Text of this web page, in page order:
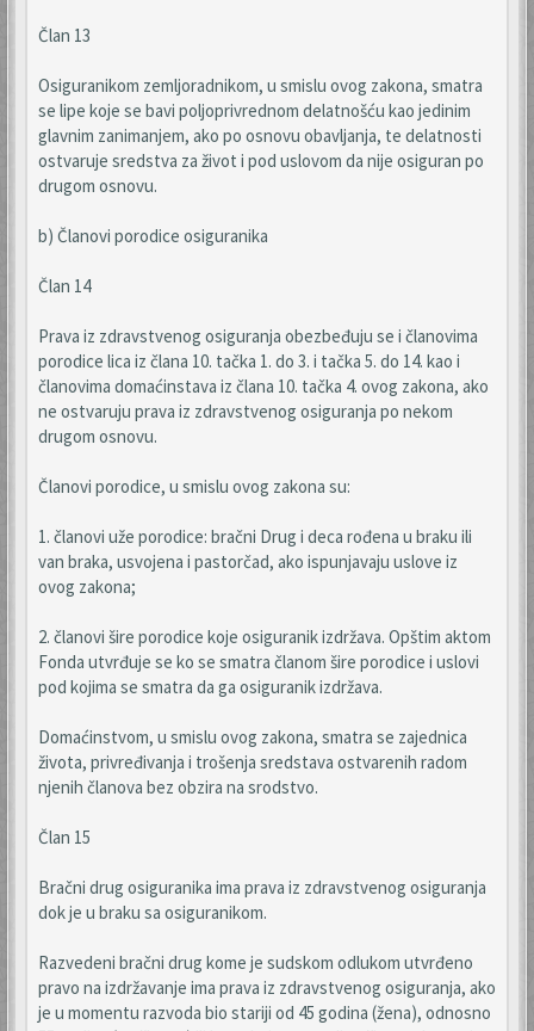
Član 13
Osiguranikom zemljoradnikom, u smislu ovog zakona, smatra
se lipe koje se bavi poljoprivrednom delatnošću kao jedinim
glavnim zanimanjem, ako po osnovu obavljanja, te delatnosti
ostvaruje sredstva za život i pod uslovom da nije osiguran po
drugom osnovu.
b) Članovi porodice osiguranika
Član 14
Prava iz zdravstvenog osiguranja obezbeđuju se i članovima
porodice lica iz člana 10. tačka 1. do 3. i tačka 5. do 14. kao i
članovima domaćinstava iz člana 10. tačka 4. ovog zakona, ako
ne ostvaruju prava iz zdravstvenog osiguranja po nekom
drugom osnovu.
Članovi porodice, u smislu ovog zakona su:
1. članovi uže porodice: bračni Drug i deca rođena u braku ili
van braka, usvojena i pastorčad, ako ispunjavaju uslove iz
ovog zakona;
2. članovi šire porodice koje osiguranik izdržava. Opštim aktom
Fonda utvrđuje se ko se smatra članom šire porodice i uslovi
pod kojima se smatra da ga osiguranik izdržava.
Domaćinstvom, u smislu ovog zakona, smatra se zajednica
života, privređivanja i trošenja sredstava ostvarenih radom
njenih članova bez obzira na srodstvo.
Član 15
Bračni drug osiguranika ima prava iz zdravstvenog osiguranja
dok je u braku sa osiguranikom.
Razvedeni bračni drug kome je sudskom odlukom utvrđeno
pravo na izdržavanje ima prava iz zdravstvenog osiguranja, ako
je u momentu razvoda bio stariji od 45 godina (žena), odnosno